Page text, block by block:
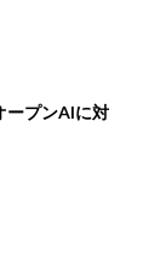
ープンAIに対